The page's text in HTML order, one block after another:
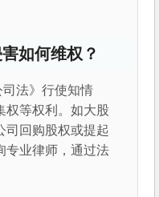
如何维权？
法》行使知情
权等权利。如大股
司回购股权或提起
专业律师，通过法